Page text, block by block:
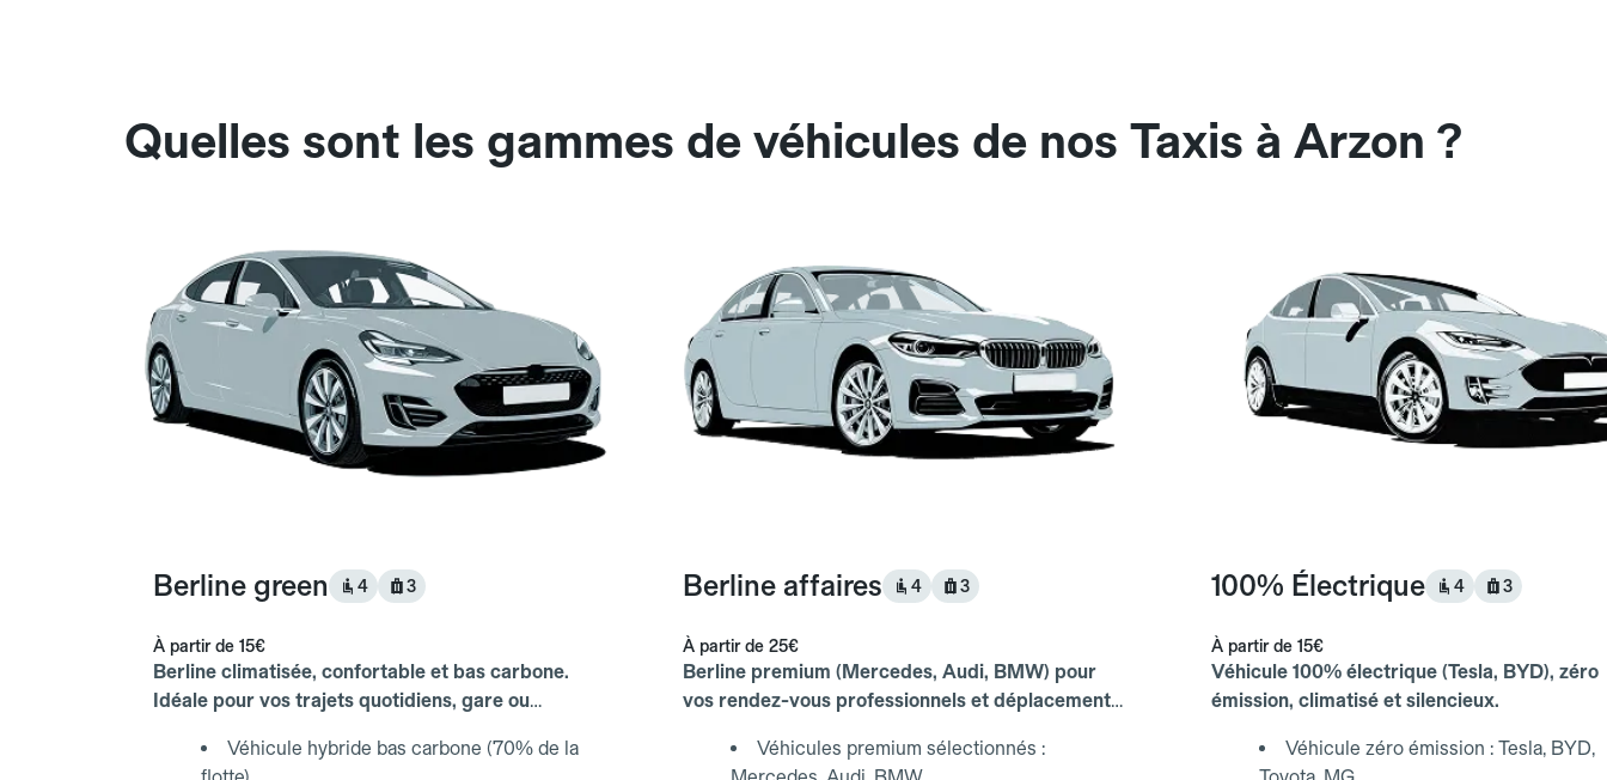
Quelles sont les gammes de véhicules de nos Taxis à Arzon ?
Berline green 4 3
À partir de 15€
Berline climatisée, confortable et bas carbone.
Idéale pour vos trajets quotidiens, gare ou
Véhicule hybride bas carbone (70% de la
Berline affaires 4 3
À partir de 25€
Berline premium (Mercedes, Audi, BMW) pour
vos rendez-vous professionnels et déplacements
Véhicules premium sélectionnés :
100% Électrique 4 3
À partir de 15€
Véhicule 100% électrique (Tesla, BYD), zéro
émission, climatisé et silencieux.
Véhicule zéro émission : Tesla, BYD,